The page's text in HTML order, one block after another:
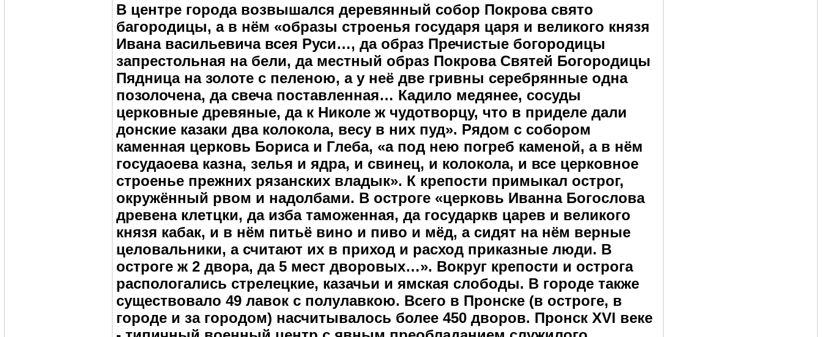
В центре города возвышался деревянный собор Покрова свято
багородицы, а в нём «образы строенья государя царя и великого князя
Ивана васильевича всея Руси…, да образ Пречистые богородицы
запрестольная на бели, да местный образ Покрова Святей Богородицы
Пядница на золоте с пеленою, а у неё две гривны серебрянные одна
позолочена, да свеча поставленная… Кадило медянее, сосуды
церковные древяные, да к Николе ж чудотворцу, что в приделе дали
донские казаки два колокола, весу в них пуд». Рядом с собором
каменная церковь Бориса и Глеба, «а под нею погреб каменой, а в нём
госудаоева казна, зелья и ядра, и свинец, и колокола, и все церковное
строенье прежних рязанских владык». К крепости примыкал острог,
окружённый рвом и надолбами. В остроге «церковь Иванна Богослова
древена клетцки, да изба таможенная, да государкв царев и великого
князя кабак, и в нём питьё вино и пиво и мёд, а сидят на нём верные
целовальники, а считают их в приход и расход приказные люди. В
остроге ж 2 двора, да 5 мест дворовых…». Вокруг крепости и острога
распологались стрелецкие, казачьи и ямская слободы. В городе также
существовало 49 лавок с полулавкою. Всего в Пронске (в остроге, в
городе и за городом) насчитывалось более 450 дворов. Пронск XVI веке